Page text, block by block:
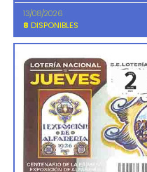
13/08/2026
8 DISPONIBLES